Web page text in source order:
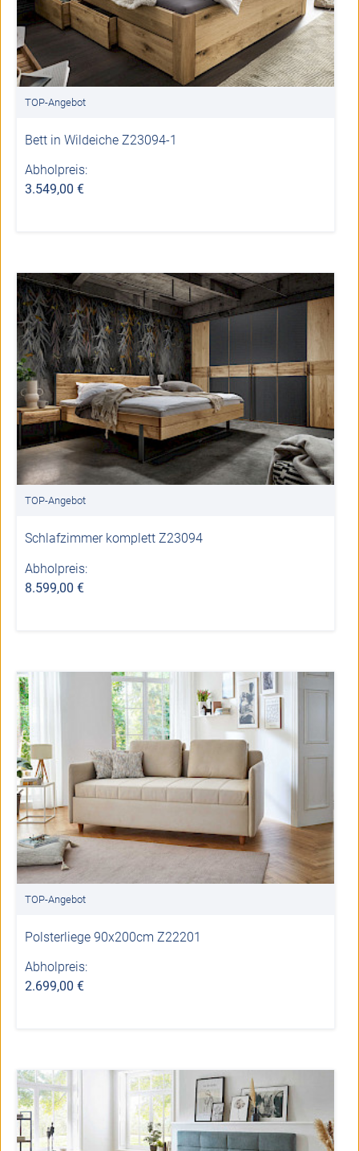
TOP-Angebot
Bett in Wildeiche Z23094-1
Abholpreis:
3.549,00 €
TOP-Angebot
Schlafzimmer komplett Z23094
Abholpreis:
8.599,00 €
TOP-Angebot
Polsterliege 90x200cm Z22201
Abholpreis:
2.699,00 €